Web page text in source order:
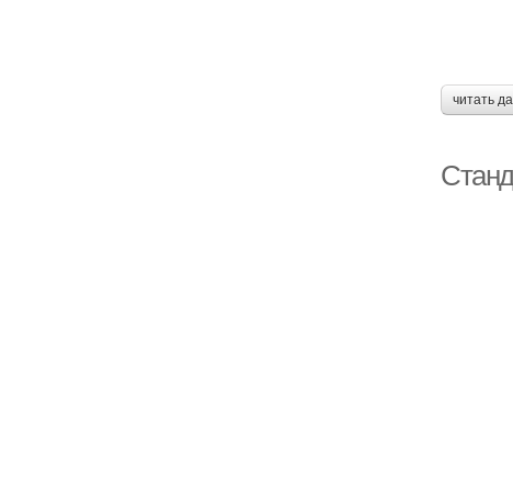
читать